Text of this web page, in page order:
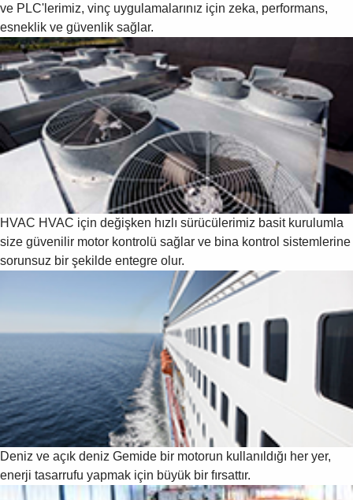
ve PLC'lerimiz, vinç uygulamalarınız için zeka, performans,
esneklik ve güvenlik sağlar.
HVAC HVAC için değişken hızlı sürücülerimiz basit kurulumla
size güvenilir motor kontrolü sağlar ve bina kontrol sistemlerine
sorunsuz bir şekilde entegre olur.
Deniz ve açık deniz Gemide bir motorun kullanıldığı her yer,
enerji tasarrufu yapmak için büyük bir fırsattır.